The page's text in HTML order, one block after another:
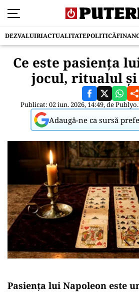
DEZVALUIRIACTUALITATEPOLITICĂ
Ce este pasiența
jocul, ritualul și
Publicat: 02 iun. 2026, 14:49, de
Adaugă-ne ca sursă
Pasiența lui Napoleon este